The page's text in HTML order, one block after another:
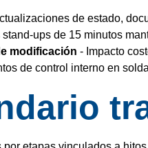
de estado,
ups de 15 minutos
modificación - Impacto
de control interno en